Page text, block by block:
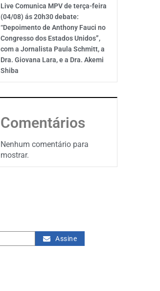
Live Comunica MPV de terça-feira
(04/08) ás 20h30 debate:
“Depoimento de Anthony Fauci no
Congresso dos Estados Unidos”,
com a Jornalista Paula Schmitt, a
Dra. Giovana Lara, e a Dra. Akemi
Shiba
Comentários
Nenhum comentário para
mostrar.
Assine